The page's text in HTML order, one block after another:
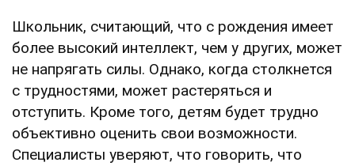
Школьник, считающий, что с рождения имеет
более высокий интеллект, чем у других, может
не напрягать силы. Однако, когда столкнется
с трудностями, может растеряться и
отступить. Кроме того, детям будет трудно
объективно оценить свои возможности.
Специалисты уверяют, что говорить, что